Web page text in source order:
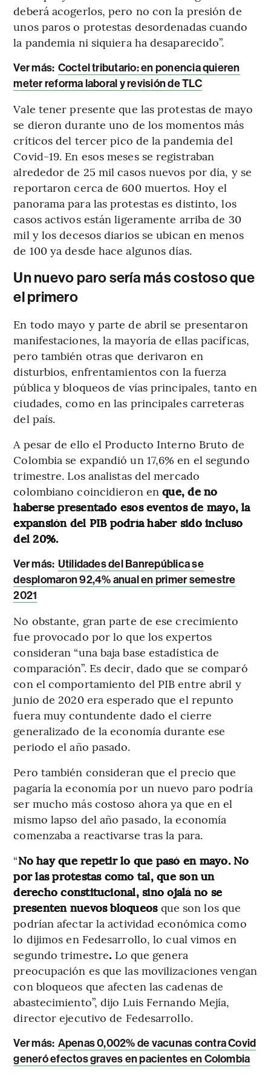
deberá acogerlos, pero no con la presión de
unos paros o protestas desordenadas cuando
la pandemia ni siquiera ha desaparecido”.
Ver más: Coctel tributario: en ponencia quieren
meter reforma laboral y revisión de TLC
Vale tener presente que las protestas de mayo
se dieron durante uno de los momentos más
críticos del tercer pico de la pandemia del
Covid-19. En esos meses se registraban
alrededor de 25 mil casos nuevos por día, y se
reportaron cerca de 600 muertos. Hoy el
panorama para las protestas es distinto, los
casos activos están ligeramente arriba de 30
mil y los decesos diarios se ubican en menos
de 100 ya desde hace algunos días.
Un nuevo paro sería más costoso que
el primero
En todo mayo y parte de abril se presentaron
manifestaciones, la mayoría de ellas pacíficas,
pero también otras que derivaron en
disturbios, enfrentamientos con la fuerza
pública y bloqueos de vías principales, tanto en
ciudades, como en las principales carreteras
del país.
A pesar de ello el Producto Interno Bruto de
Colombia se expandió un 17,6% en el segundo
trimestre. Los analistas del mercado
colombiano coincidieron enque, de no
haberse presentado esos eventos de mayo, la
expansión del PIB podría haber sido incluso
del 20%.
Ver más: Utilidades del Banrepública se
desplomaron 92,4% anual en primer semestre
2021
No obstante, gran parte de ese crecimiento
fue provocado por lo que los expertos
consideran “una baja base estadística de
comparación”. Es decir, dado que se comparó
con el comportamiento del PIB entre abril y
junio de 2020 era esperado que el repunto
fuera muy contundente dado el cierre
generalizado de la economía durante ese
periodo el año pasado.
Pero también consideran que el precio que
pagaría la economía por un nuevo paro podría
ser mucho más costoso ahora ya que en el
mismo lapso del año pasado, la economía
comenzaba a reactivarse tras la para.
“No hay que repetir lo que pasó en mayo. No
por las protestas como tal, que son un
derecho constitucional, sino ojalá no se
presenten nuevos bloqueos que son los que
podrían afectar la actividad económica como
lo dijimos en Fedesarrollo, lo cual vimos en
segundo trimestre. Lo que genera
preocupación es que las movilizaciones vengan
con bloqueos que afecten las cadenas de
abastecimiento”, dijo Luis Fernando Mejía,
director ejecutivo de Fedesarrollo.
Ver más: Apenas 0,002% de vacunas contra Covid
generó efectos graves en pacientes en Colombia